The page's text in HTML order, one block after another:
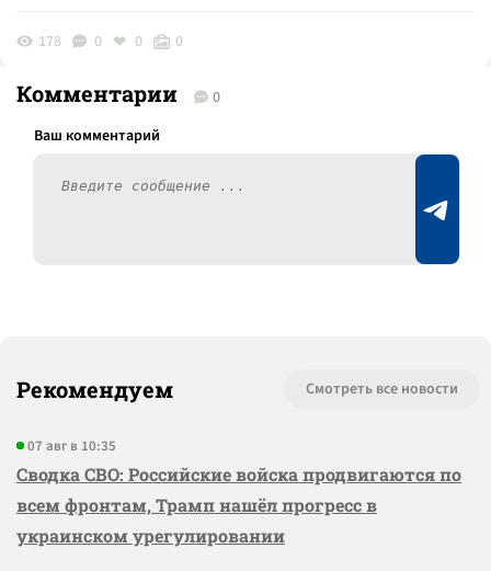
178 0 0 0
Комментарии 0
Рекомендуем Смотреть все новости
07 авг в 10:35
Сводка СВО: Российские войска продвигаются по
всем фронтам, Трамп нашёл прогресс в
украинском урегулировании